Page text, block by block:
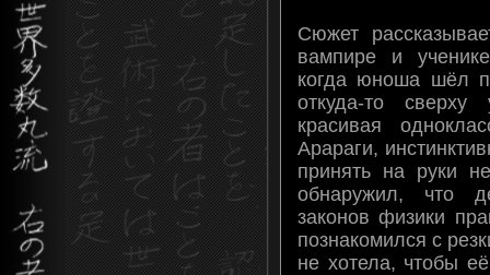
Сюжет
вампире и
когда юноша шёл
откуда-то
красивая
Арараги,
принять на руки
обнаружил, что
законов физики
познакомился с
не хотела, чтобы